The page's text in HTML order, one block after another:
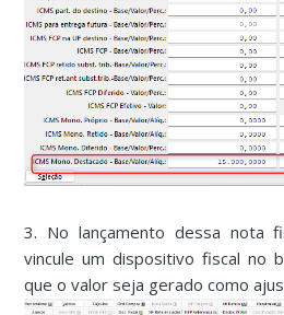
3. No lançamento dessa nota
vincule um dispositivo fiscal no
que o valor seja gerado como